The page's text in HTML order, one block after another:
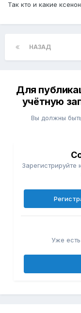
Так кто и какие
НАЗАД
Для
учётную
Вы должны
Уже